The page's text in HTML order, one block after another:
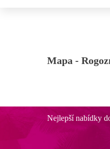
Mapa -
Nejlepší nabídky